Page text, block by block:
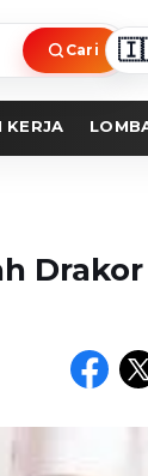
Cari
KERJA